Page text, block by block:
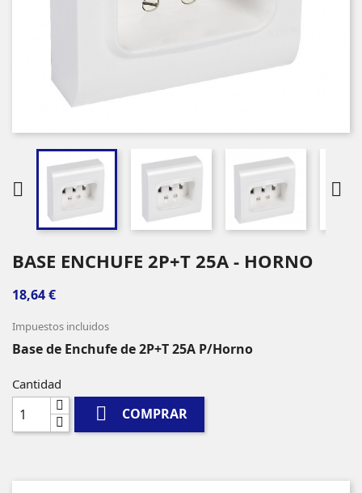
 
BASE ENCHUFE 2P+T 25A - HORNO
18,64 €
Impuestos incluidos
Base de Enchufe de 2P+T 25A P/Horno
Cantidad
 COMPRAR